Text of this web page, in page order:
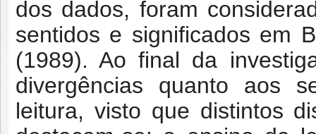
dos dados, foram
sentidos e significados em
(1989). Ao final da
divergências quanto aos
leitura, visto que distintos